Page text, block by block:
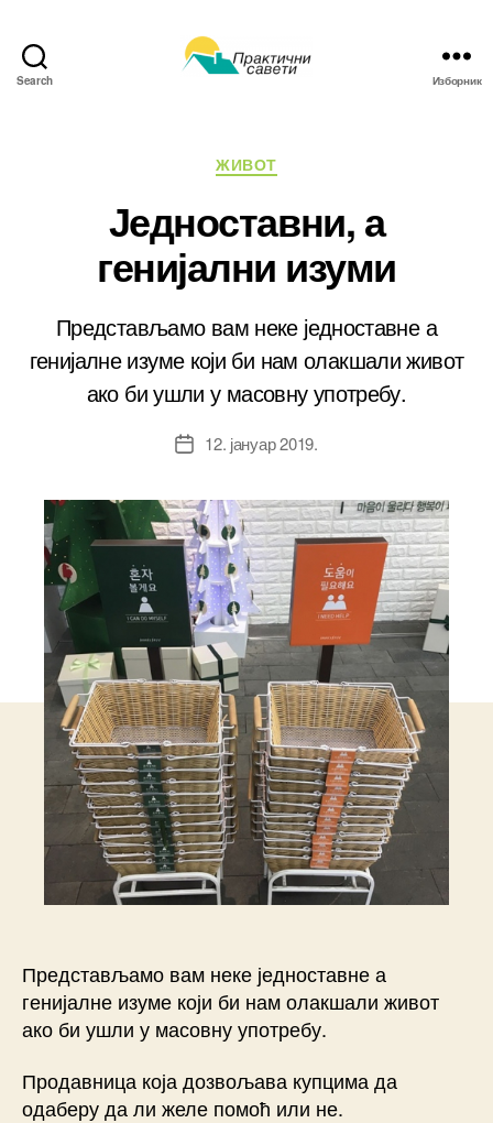
Search Изборник
Категорије
ЖИВОТ
Једноставни, а
генијални изуми
Представљамо вам неке једноставне а
генијалне изуме који би нам олакшали живот
ако би ушли у масовну употребу.
Датум12. јануар 2019.
Представљамо вам неке једноставне а
генијалне изуме који би нам олакшали живот
ако би ушли у масовну употребу.
Продавница која дозвољава купцима да
одаберу да ли желе помоћ или не.